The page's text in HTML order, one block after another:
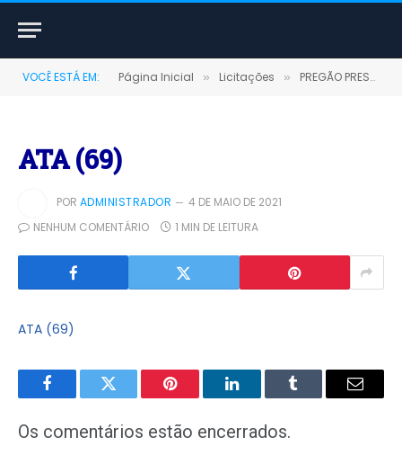
VOCÊ ESTÁ EM: Página Inicial » Licitações » PREGÃO PRESENCIAL Nº 0002/2020-SRP (AQUISIÇÃO DE COMBUSTÍVEIS E GAS LIQUEFEITO DE PETROLEO (GLP))
ATA (69)
POR ADMINISTRADOR
4 DE MAIO DE 2021
NENHUM COMENTÁRIO
1 MIN DE LEITURA
ATA (69)
FacebookTwitter Pinterest LinkedInTumblr
E-
Os comentários estão encerrados.